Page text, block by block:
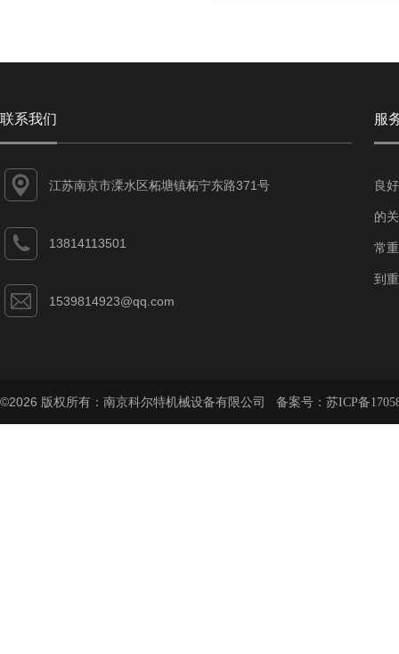
联系我们
江苏南京市溧水区柘塘镇柘宁东路371号
13814113501
1539814923@qq.com
服
良
的
常
到
©2026 版权所有：南京科尔特机械设备有限公司 备案号： 苏ICP备